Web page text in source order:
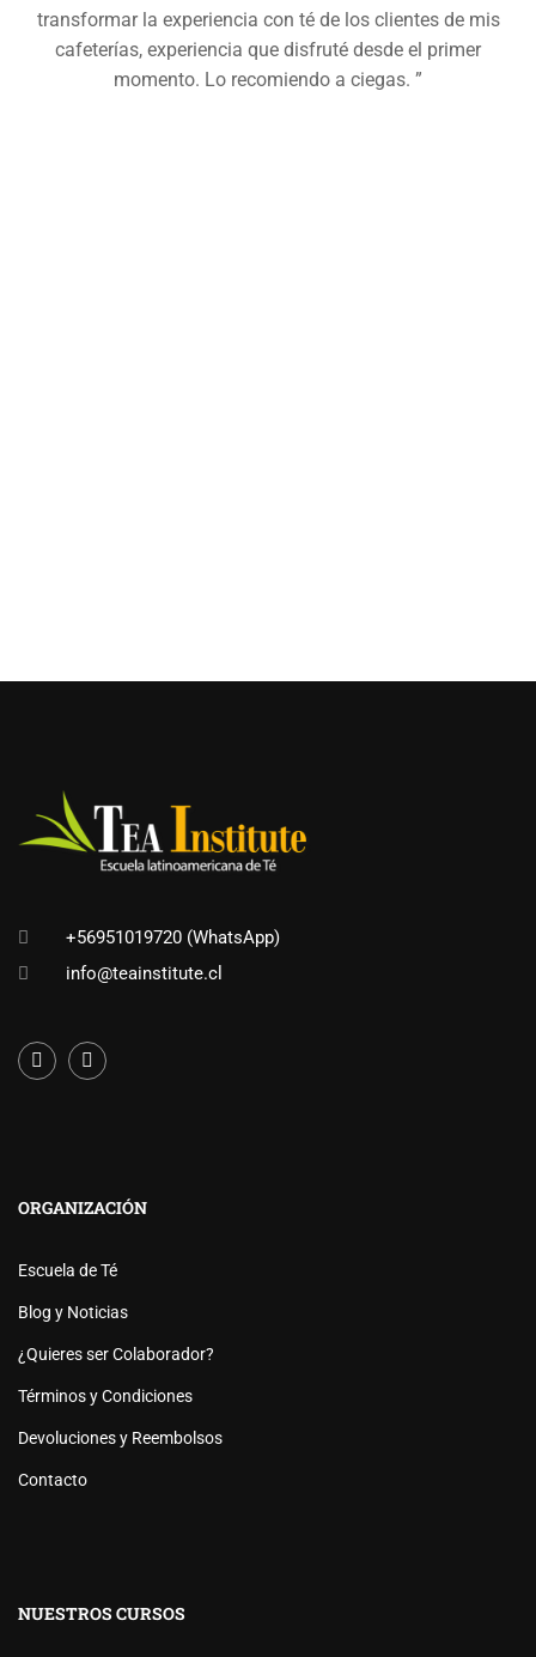
transformar la experiencia con té de los clientes de mis
cafeterías, experiencia que disfruté desde el primer
momento. Lo recomiendo a ciegas. ”
+56951019720 (WhatsApp)
info@teainstitute.cl
ORGANIZACIÓN
Escuela de Té
Blog y Noticias
¿Quieres ser Colaborador?
Términos y Condiciones
Devoluciones y Reembolsos
Contacto
NUESTROS CURSOS